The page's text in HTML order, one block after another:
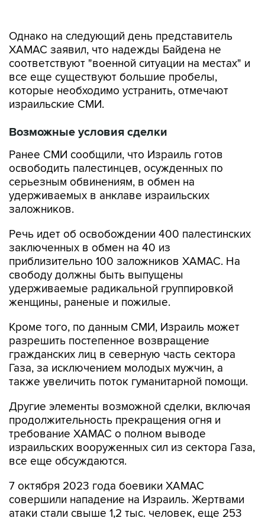
соответствуют "военной ситуации на местах" и
все еще существуют большие пробелы,
которые необходимо устранить, отмечают
израильские СМИ.
Возможные условия сделки
Ранее СМИ сообщили, что Израиль готов
серьезным обвинениям, в обмен на
удерживаемых в анклаве израильских
заложников.
Речь идет об освобождении 400 палестинских
приблизительно 100 заложников ХАМАС. На
свободу должны быть выпущены
удерживаемые радикальной группировкой
женщины, раненые и пожилые.
Кроме того, по данным СМИ, Израиль может
гражданских лиц в северную часть сектора
Газа, за исключением молодых мужчин, а
также увеличить поток гуманитарной помощи.
Другие элементы возможной сделки, включая
требование ХАМАС о полном выводе
израильских вооруженных сил из сектора Газа,
все еще обсуждаются.
7 октября 2023 года боевики ХАМАС
атаки стали свыше 1,2 тыс. человек, еще 253
человека были взяты в заложники. В ответ